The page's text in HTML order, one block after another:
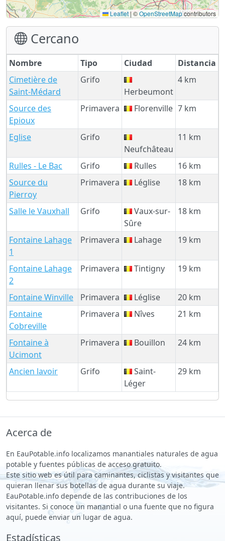
Leaflet|©OpenStreetMapcontributors
Cercano
Nombre Tipo Ciudad
Distancia
Cimetière de
Saint-Médard
Grifo
Herbeumont
4 km
Source des
Epioux
Primavera Florenville 7 km
Eglise
Grifo
Neufchâteau
11 km
Rulles - Le Bac Grifo Rulles
16 km
Source du
Pierroy
Primavera Léglise 18 km
Salle le Vauxhall Grifo
Vaux-sur-
Sûre
18 km
Fontaine Lahage
1
Primavera Lahage 19 km
Fontaine Lahage
2
Primavera Tintigny 19 km
Fontaine Winville Primavera Léglise
20 km
Fontaine
Cobreville
Primavera Nîves 21 km
Fontaine à
Ucimont
Primavera Bouillon 24 km
Ancien lavoir Grifo
Saint-
Léger
29 km
Acerca de
En EauPotable.info localizamos manantiales naturales de agua
potable y fuentes públicas de acceso gratuito.
Este sitio web es útil para caminantes, ciclistas y visitantes que
quieran llenar sus botellas de agua durante su viaje.
EauPotable.info depende de las contribuciones de los
visitantes. Si conoce un manantial o una fuente que no figura
aquí, puede enviar un lugar de agua.
Estadísticas